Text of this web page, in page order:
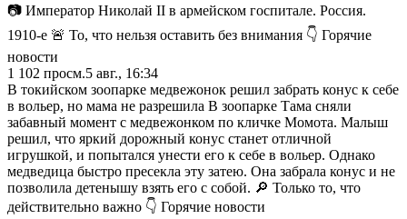
📷 Император Николай II в армейском госпитале. Россия.
1910-е 🚨 То, что нельзя оставить без внимания 👇 Горячие
новости
1 102 просм.5 авг., 16:34
В токийском зоопарке медвежонок решил забрать конус к себе
в вольер, но мама не разрешила В зоопарке Тама сняли
забавный момент с медвежонком по кличке Момота. Малыш
решил, что яркий дорожный конус станет отличной
игрушкой, и попытался унести его к себе в вольер. Однако
медведица быстро пресекла эту затею. Она забрала конус и не
позволила детенышу взять его с собой. 🔎 Только то, что
действительно важно 👇 Горячие новости